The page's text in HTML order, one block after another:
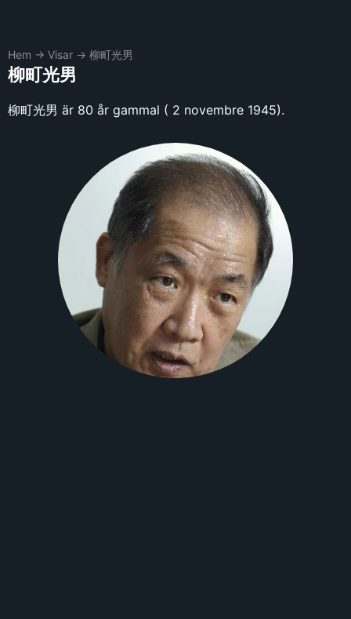
Hem → Visar → 柳町光男
柳町光男
柳町光男 är 80 år gammal ( 2 novembre 1945).